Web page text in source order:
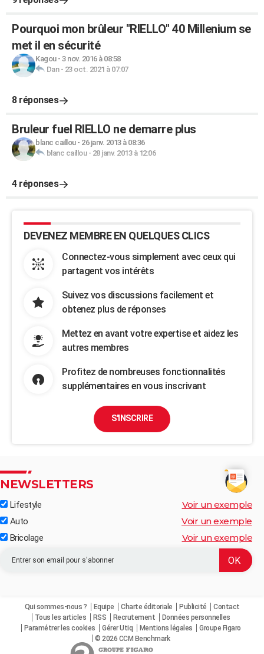
Pourquoi mon brûleur "RIELLO" 40 Millenium se
met il en sécurité
Kagou- 3 nov. 2016 à 08:58
Dan- 23 oct. 2021 à 07:07
8 réponses
Bruleur fuel RIELLO ne demarre plus
blanc caillou- 26 janv. 2013 à 08:36
blanc caillou- 28 janv. 2013 à 12:06
4 réponses
DEVENEZ MEMBRE EN QUELQUES CLICS
Connectez-vous simplement avec ceux qui
partagent vos intérêts
Suivez vos discussions facilement et
obtenez plus de réponses
Mettez en avant votre expertise et aidez les
autres membres
Profitez de nombreuses fonctionnalités
supplémentaires en vous inscrivant
S'INSCRIRE
NEWSLETTERS
Lifestyle Voir un exemple
Auto Voir un exemple
Bricolage Voir un exemple
Qui sommes-nous ? Equipe Charte éditoriale Publicité
Contact
Tous les articles
RSS Recrutement
Données personnelles
Paramétrer les cookies
Gérer Utiq Mentions légales
Groupe Figaro
© 2026 CCM Benchmark